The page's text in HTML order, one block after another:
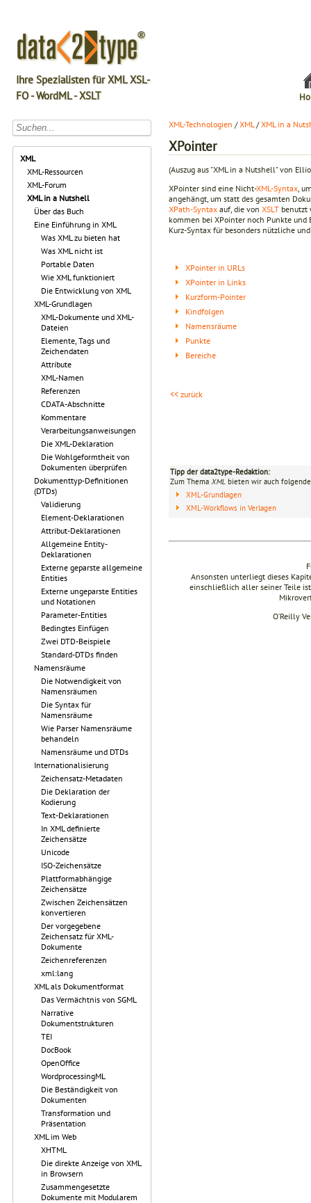
Ihre Spezialisten für XML XSL-
FO - WordML - XSLT
XML
XML-Ressourcen
XML-Forum
XML in a Nutshell
Über das Buch
Eine Einführung in XML
Was XML zu bieten hat
Was XML nicht ist
Portable Daten
Wie XML funktioniert
Die Entwicklung von XML
XML-Grundlagen
XML-Dokumente und XML-
Dateien
Elemente, Tags und
Zeichendaten
Attribute
XML-Namen
Referenzen
CDATA-Abschnitte
Kommentare
Verarbeitungsanweisungen
Die XML-Deklaration
Die Wohlgeformtheit von
Dokumenten überprüfen
Dokumenttyp-Definitionen
(DTDs)
Validierung
Element-Deklarationen
Attribut-Deklarationen
Allgemeine Entity-
Deklarationen
Externe geparste allgemeine
Entities
Externe ungeparste Entities
und Notationen
Parameter-Entities
Bedingtes Einfügen
Zwei DTD-Beispiele
Standard-DTDs finden
Namensräume
Die Notwendigkeit von
Namensräumen
Die Syntax für
Namensräume
Wie Parser Namensräume
behandeln
Namensräume und DTDs
Internationalisierung
Zeichensatz-Metadaten
Die Deklaration der
Kodierung
Text-Deklarationen
In XML definierte
Zeichensätze
Unicode
ISO-Zeichensätze
Plattformabhängige
Zeichensätze
Zwischen Zeichensätzen
konvertieren
Der vorgegebene
Zeichensatz für XML-
Dokumente
Zeichenreferenzen
xml:lang
XML als Dokumentformat
Das Vermächtnis von SGML
Narrative
Dokumentstrukturen
TEI
DocBook
OpenOffice
WordprocessingML
Die Beständigkeit von
Dokumenten
Transformation und
Präsentation
XML im Web
XHTML
Die direkte Anzeige von XML
in Browsern
Zusammengesetzte
Dokumente mit Modularem
XML-Technologien /XML/XML in a
XPointer
(Auszug aus "XML in a Nutshell" von
XPointer sind eine Nicht-XML-Syntax ,
angehängt, um statt des gesamten
XPath-Syntax auf, die von XSLT benutzt
kommen bei XPointer noch Punkte und
Kurz-Syntax für besonders nützliche
XPointer in URLs
XPointer in Links
Kurzform-Pointer
Kindfolgen
Namensräume
Punkte
Bereiche
<< zurück
Tipp der data2type-Redaktion:
Zum Thema XML bieten wir auch
XML-Grundlagen
XML-Workflows in Verlagen
Ansonsten unterliegt dieses
einschließlich aller seiner Teile
O’Reilly